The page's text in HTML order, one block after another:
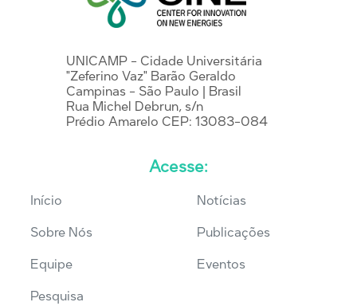
UNICAMP - Cidade Universitária
"Zeferino Vaz" Barão Geraldo
Campinas - São Paulo | Brasil
Rua Michel Debrun, s/n
Prédio Amarelo CEP: 13083-084
Acesse:
Início
Sobre Nós
Equipe
Pesquisa
Notícias
Publicações
Eventos